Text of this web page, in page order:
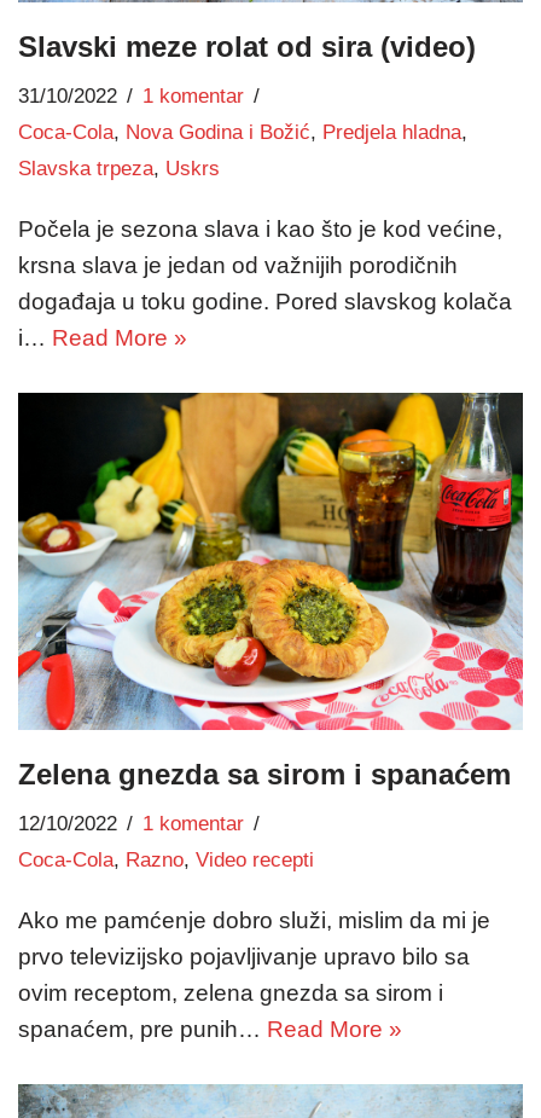
Slavski meze rolat od sira (video)
31/10/2022
1 komentar
Coca-Cola, Nova Godina i Božić, Predjela hladna,
Slavska trpeza, Uskrs
Počela je sezona slava i kao što je kod većine,
krsna slava je jedan od važnijih porodičnih
događaja u toku godine. Pored slavskog kolača
i… Read More »
Zelena gnezda sa sirom i spanaćem
12/10/2022
1 komentar
Coca-Cola, Razno, Video recepti
Ako me pamćenje dobro služi, mislim da mi je
prvo televizijsko pojavljivanje upravo bilo sa
ovim receptom, zelena gnezda sa sirom i
spanaćem, pre punih… Read More »